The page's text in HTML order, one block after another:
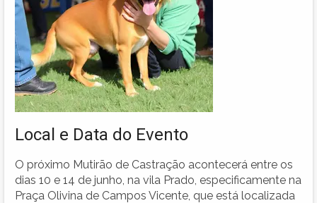
Local e Data do Evento
O próximo Mutirão de Castração acontecerá entre os
dias 10 e 14 de junho, na vila Prado, especificamente na
Praça Olivina de Campos Vicente, que está localizada